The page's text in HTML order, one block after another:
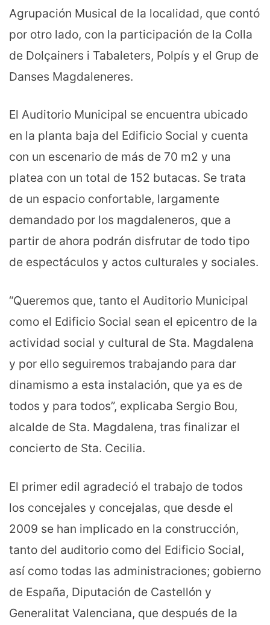
Agrupación Musical de la localidad, que contó
por otro lado, con la participación de la Colla
de Dolçainers i Tabaleters, Polpís y el Grup de
Danses Magdaleneres.
El Auditorio Municipal se encuentra ubicado
en la planta baja del Edificio Social y cuenta
con un escenario de más de 70 m2 y una
platea con un total de 152 butacas. Se trata
de un espacio confortable, largamente
demandado por los magdaleneros, que a
partir de ahora podrán disfrutar de todo tipo
de espectáculos y actos culturales y sociales.
“Queremos que, tanto el Auditorio Municipal
como el Edificio Social sean el epicentro de la
actividad social y cultural de Sta. Magdalena
y por ello seguiremos trabajando para dar
dinamismo a esta instalación, que ya es de
todos y para todos”, explicaba Sergio Bou,
alcalde de Sta. Magdalena, tras finalizar el
concierto de Sta. Cecilia.
El primer edil agradeció el trabajo de todos
los concejales y concejalas, que desde el
2009 se han implicado en la construcción,
tanto del auditorio como del Edificio Social,
así como todas las administraciones; gobierno
de España, Diputación de Castellón y
Generalitat Valenciana, que después de la